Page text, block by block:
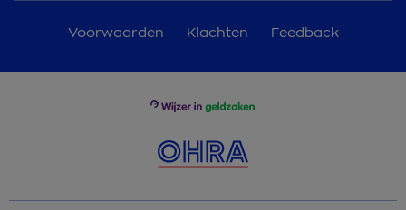
Voorwaarden Klachten Feedback